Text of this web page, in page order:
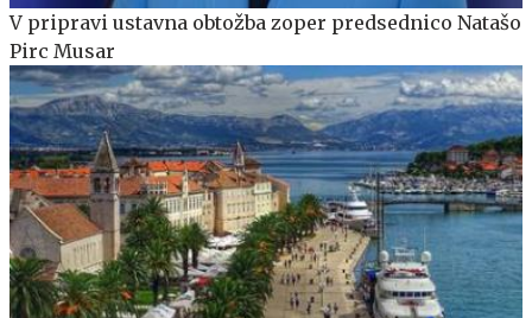
V pripravi ustavna obtožba zoper predsednico Natašo
Pirc Musar